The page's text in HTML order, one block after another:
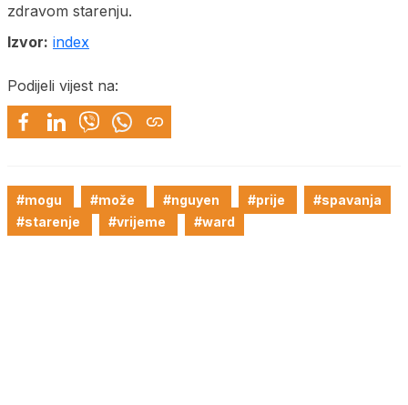
zdravom starenju.
Izvor: index
Podijeli vijest na:
#mogu #može #nguyen #prije
#spavanja
#starenje
#vrijeme #ward